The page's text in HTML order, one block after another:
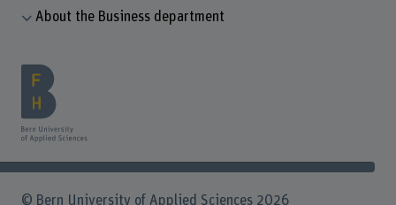
About the Business department
© Bern University of Applied Sciences 2026